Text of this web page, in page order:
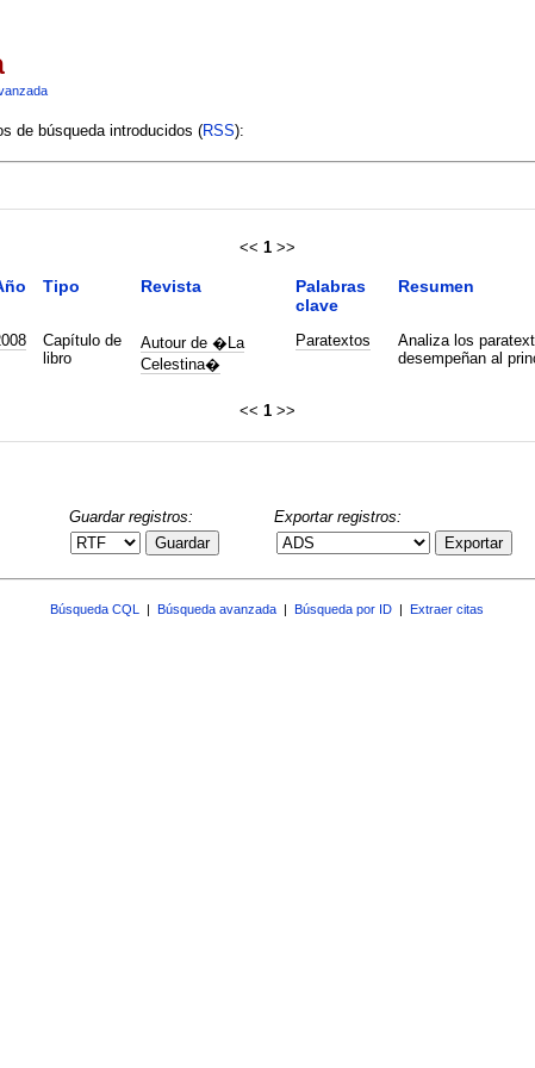
de búsqueda introducidos (RSS):
<< 1 >>
Tipo Revista
Palabras
clave
Resumen
Capítulo de
libro
Autour de �La
Celestina�
Paratextos
Analiza los
desempeñan al
<< 1 >>
Guardar registros:
Guardar
Exportar registros:
Exportar
Búsqueda CQL Búsqueda avanzada Búsqueda por ID Extraer citas